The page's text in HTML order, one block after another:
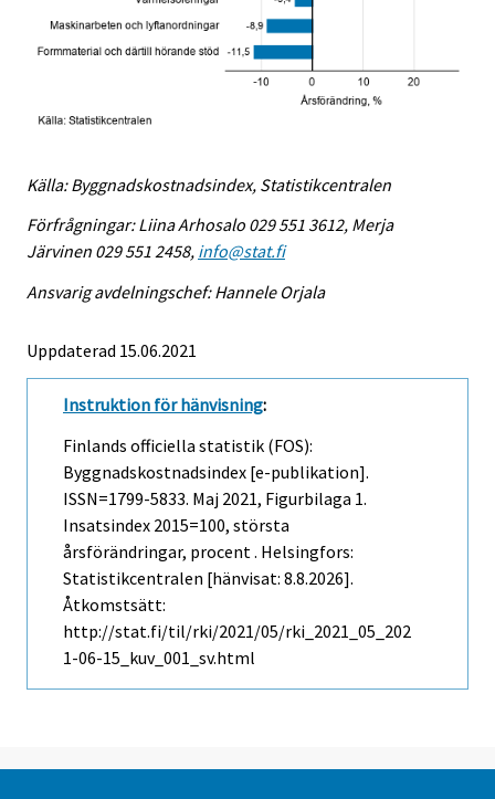
Källa: Byggnadskostnadsindex, Statistikcentralen
Förfrågningar: Liina Arhosalo 029 551 3612, Merja
Järvinen 029 551 2458, info@stat.fi
Ansvarig avdelningschef: Hannele Orjala
Uppdaterad 15.06.2021
Instruktion för hänvisning:
Finlands officiella statistik (FOS):
Byggnadskostnadsindex [e-publikation].
ISSN=1799-5833. Maj 2021, Figurbilaga 1.
Insatsindex 2015=100, största
årsförändringar, procent . Helsingfors:
Statistikcentralen [hänvisat: 8.8.2026].
Åtkomstsätt:
http://stat.fi/til/rki/2021/05/rki_2021_05_202
1-06-15_kuv_001_sv.html